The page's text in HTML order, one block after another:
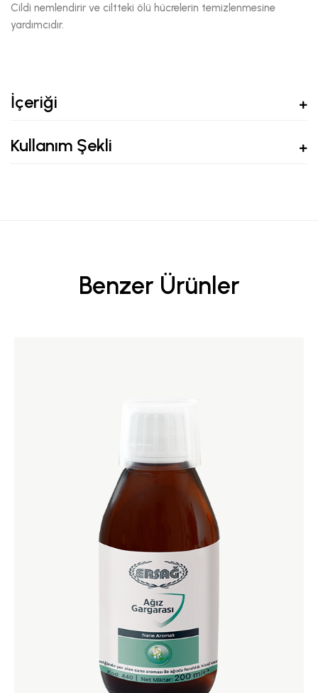
Cildi nemlendirir ve ciltteki ölü hücrelerin temizlenmesine
yardımcıdır.
İçeriği
Kullanım Şekli
Benzer Ürünler